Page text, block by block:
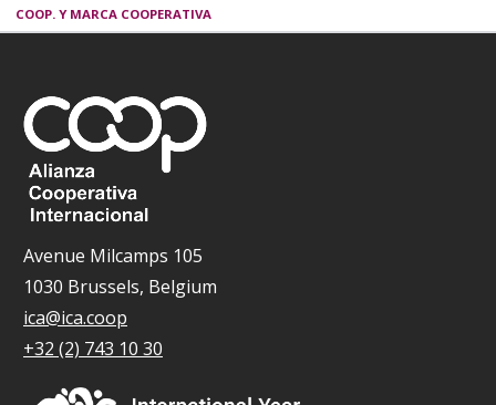
COOP. Y MARCA COOPERATIVA
Avenue Milcamps 105
1030 Brussels, Belgium
ica@ica.coop
+32 (2) 743 10 30